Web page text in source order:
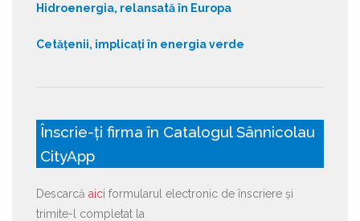
Hidroenergia, relansată în Europa
Cetățenii, implicați în energia verde
Înscrie-ți firma în Catalogul Sânnicolau
CityApp
Descarcă aici formularul electronic de înscriere și
trimite-l completat la